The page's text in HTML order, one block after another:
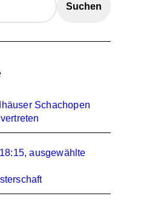
Suchen
Schachopen
ausgewählte